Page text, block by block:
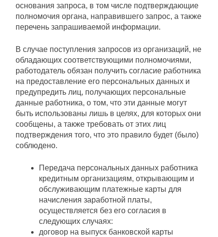
основания запроса, в том числе подтверждающие
полномочия органа, направившего запрос, а также
перечень запрашиваемой информации.
В случае поступления запросов из организаций, не
обладающих соответствующими полномочиями,
работодатель обязан получить согласие работника
на предоставление его персональных данных и
предупредить лиц, получающих персональные
данные работника, о том, что эти данные могут
быть использованы лишь в целях, для которых они
сообщены, а также требовать от этих лиц
подтверждения того, что это правило будет (было)
соблюдено.
Передача персональных данных работника
кредитным организациям, открывающим и
обслуживающим платежные карты для
начисления заработной платы,
осуществляется без его согласия в
следующих случаях:
договор на выпуск банковской карты